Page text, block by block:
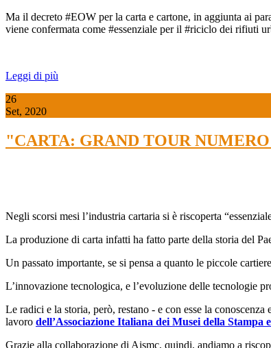
Ma il decreto #EOW per la carta e cartone, in aggiunta ai
viene confermata come #essenziale per il #riciclo dei rifiuti
Leggi di più
26
Set, 2020
"CARTA: GRAND TOUR
Negli scorsi mesi l’industria cartaria si è riscoperta
La produzione di carta infatti ha fatto parte della storia del
Un passato importante, se si pensa a quanto le piccole
L’innovazione tecnologica, e l’evoluzione delle tecnologie
Le radici e la storia, però, restano - e con esse la
lavoro dell’Associazione Italiana dei Musei della Stampa
Grazie alla collaborazione di Aismc, quindi, andiamo a